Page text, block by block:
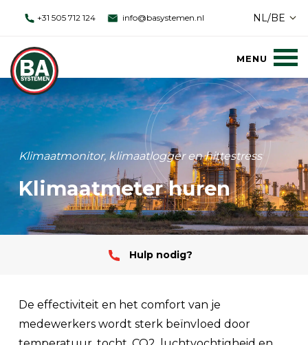
+31 505 712 124 info@basystemen.nl NL/BE
Klimaatmonitor, klimaatlogger en hittestress
Klimaatmeter huren
Hulp nodig?
De effectiviteit en het comfort van je
medewerkers wordt sterk beïnvloed door